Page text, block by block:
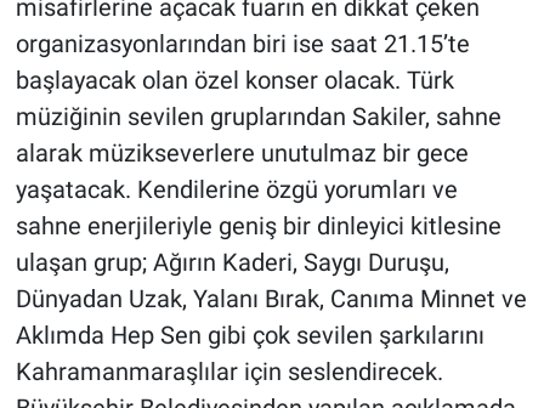
misafirlerine açacak fuarın en dikkat çeken
organizasyonlarından biri ise saat 21.15’te
başlayacak olan özel konser olacak. Türk
müziğinin sevilen gruplarından Sakiler, sahne
alarak müzikseverlere unutulmaz bir gece
yaşatacak. Kendilerine özgü yorumları ve
sahne enerjileriyle geniş bir dinleyici kitlesine
ulaşan grup; Ağırın Kaderi, Saygı Duruşu,
Dünyadan Uzak, Yalanı Bırak, Canıma Minnet ve
Aklımda Hep Sen gibi çok sevilen şarkılarını
Kahramanmaraşlılar için seslendirecek.